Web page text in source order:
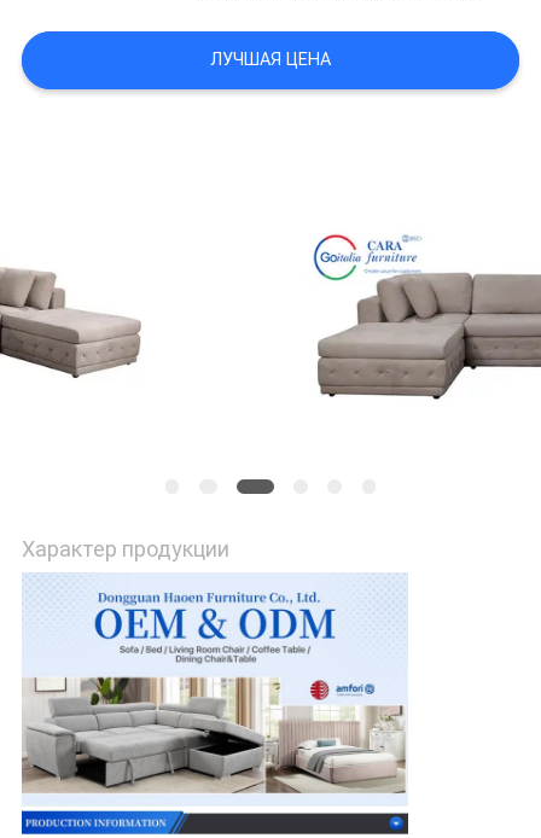
СЛУЧАИ
СПРОСИТЕ
САЙТА
ПОЛИТИКА
УЕДИНЕНИЯ
ЛУЧШАЯ ЦЕНА
Характер продукции